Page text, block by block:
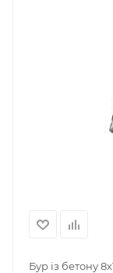
Бур із бетону